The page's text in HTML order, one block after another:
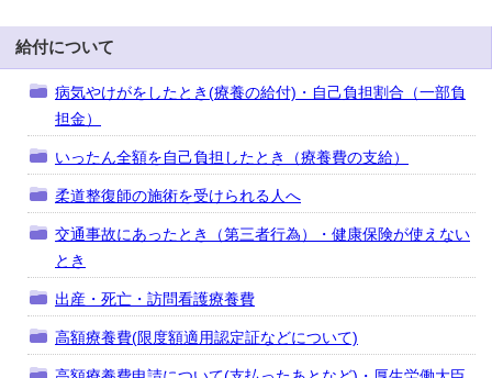
給付について
病気やけがをしたとき(療養の給付)・自己負担割合（一部負
担金）
いったん全額を自己負担したとき（療養費の支給）
柔道整復師の施術を受けられる人へ
交通事故にあったとき（第三者行為）・健康保険が使えない
とき
出産・死亡・訪問看護療養費
高額療養費(限度額適用認定証などについて)